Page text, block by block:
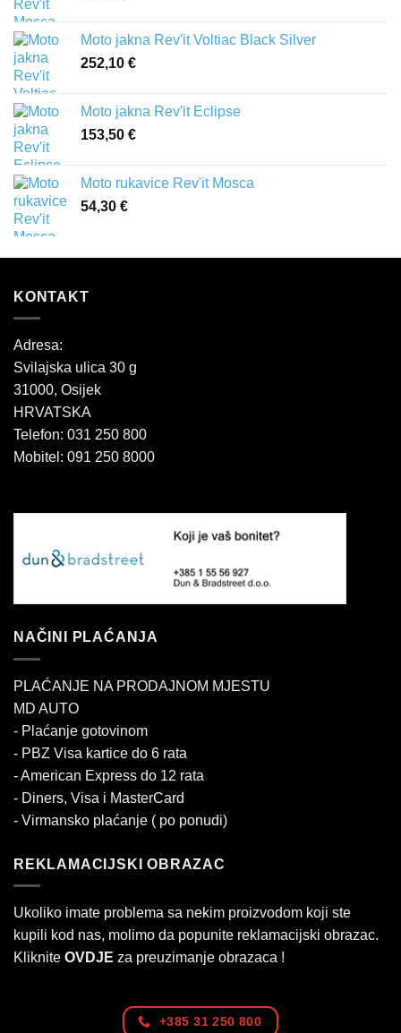
Moto jakna Rev'it Voltiac Black Silver
252,10 €
Moto jakna Rev'it Eclipse
153,50 €
Moto rukavice Rev'it Mosca
54,30 €
KONTAKT
Adresa:
Svilajska ulica 30 g
31000, Osijek
HRVATSKA
Telefon: 031 250 800
Mobitel: 091 250 8000
NAČINI PLAĆANJA
PLAĆANJE NA PRODAJNOM MJESTU
MD AUTO
- Plaćanje gotovinom
- PBZ Visa kartice do 6 rata
- American Express do 12 rata
- Diners, Visa i MasterCard
- Virmansko plaćanje ( po ponudi)
REKLAMACIJSKI OBRAZAC
Ukoliko imate problema sa nekim proizvodom koji ste
kupili kod nas, molimo da popunite reklamacijski obrazac.
Kliknite OVDJE za preuzimanje obrazaca !
+385 31 250 800